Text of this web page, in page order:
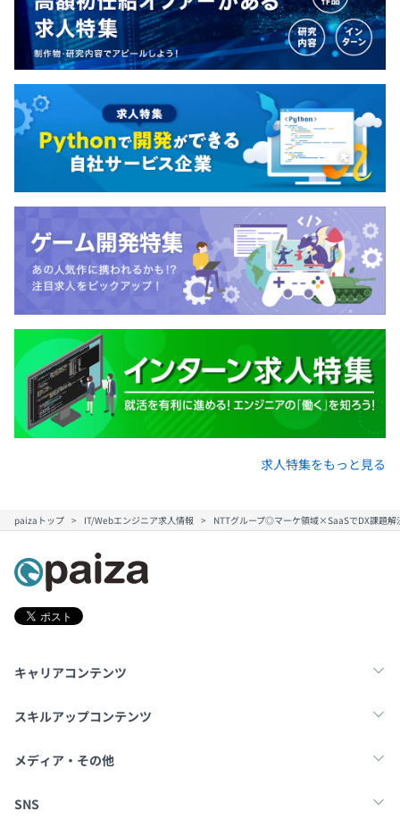
求人特集をもっと見る
paizaトップ IT/Webエンジニア求人情報 NTTグループ◎マーケ領域×SaaSでDX課題
キャリアコンテンツ
転職・キャリア
スキルアップコンテンツ
学習
メディア・その他
Tech Team Journal
SNS